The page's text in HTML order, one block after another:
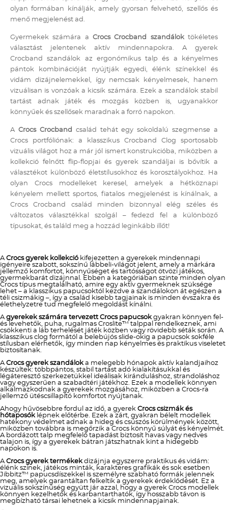
olyan formában kínálják, amely gyorsan felvehető, szellős és
menő megjelenést ad.
Gyermekek számára a Crocs Crocband szandáloktökéletes
választást jelentenek aktív mindennapokra. A gyerek
Crocband szandálok az ergonómikus talp és a kényelmes
pántok kombinációját nyújtják egyedi, élénk színekkel és
vidám dizájnelemekkel, így nemcsak kényelmesek, hanem
vizuálisan is vonzóak a kicsik számára. Ezek a szandálok stabil
tartást adnak játék és mozgás közben is, ugyanakkor
könnyűek és szellősek maradnak a forró napokon.
A Crocs Crocband
család tehát egy sokoldalú szegmense a
Crocs portfóliónak: a klasszikus Crocband Clog sportosabb
vizuális világot hoz a már jól ismert konstrukcióba, miközben a
kollekció felnőtt flip-flopjai és gyerek szandáljai is bővítik a
választékot különböző életstílusokhoz és korosztályokhoz. Ha
olyan Crocs modelleket keresel, amelyek a hétköznapi
kényelem mellett sportos, fiatalos megjelenést is kínálnak, a
Crocs Crocband család minden bizonnyal elég széles és
változatos választékkal szolgál – fedezd fel a különböző
típusokat, és találd meg a hozzád leginkább illőt!
ACrocs gyerek kollekció kifejezetten a gyerekek mindennapi
igényeire szabott, sokszínű lábbeli-világot jelent, amely a márkára
jellemző komfortot, könnyűséget és tartósságot ötvözi játékos,
gyermekbarát dizájnnal. Ebben a kategóriában szinte minden olyan
Crocs típus megtalálható, amire egy aktív gyermeknek szüksége
lehet – a klasszikus papucsoktól kezdve a szandálokon át egészen a
téli csizmákig –, így a család kisebb tagjainak is minden évszakra és
élethelyzetre tud megfelelő megoldást kínálni.
Agyerekek számára tervezett Crocs papucsokgyakran könnyen fel-
és levehetők, puha, rugalmas Croslite™ talppal rendelkeznek, ami
csökkenti a láb terhelését játék közben vagy rövidebb séták során. A
klasszikus clog formától a belebújós slide-okig a papucsok sokféle
stílusban elérhetők, így minden nap kényelmes és praktikus viseletet
biztosítanak.
ACrocs gyerek szandáloka melegebb hónapok aktív kalandjaihoz
készültek: többpántos, stabil tartást adó kialakításukkal és
légáteresztő szerkezetükkel ideálisak kiránduláshoz, strandoláshoz
vagy egyszerűen a szabadtéri játékhoz. Ezek a modellek könnyen
alkalmazkodnak a gyerekek mozgásához, miközben a Crocs-ra
jellemző ütéscsillapító komfortot nyújtanak.
Ahogy hűvösebbre fordul az idő, a gyerek Crocs csizmák és
hótaposóklépnek előtérbe. Ezek a zárt, gyakran bélelt modellek
hatékony védelmet adnak a hideg és csúszós körülmények között,
miközben továbbra is megőrzik a Crocs könnyű súlyát és kényelmét.
A bordázott talp megfelelő tapadást biztosít havas vagy nedves
talajon is, így a gyerekek bátran játszhatnak kint a hidegebb
napokon is.
ACrocs gyerek termékekdizájnja egyszerre praktikus és vidám:
élénk színek, játékos minták, karakteres grafikák és sok esetben
Jibbitz™ papucsdíszekkel is személyre szabható formák jelennek
meg, amelyek garantáltan felkeltik a gyerekek érdeklődését. Ez a
vizuális sokszínűség együtt jár azzal, hogy a gyerek Crocs modellek
könnyen kezelhetők és karbantarthatók, így hosszabb távon is
megbízható társai lehetnek a kicsik mindennapjainak.